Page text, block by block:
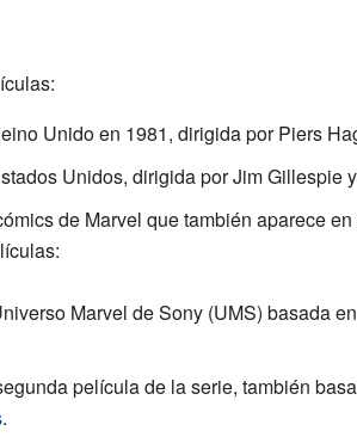
Unido en 1981, dirigida por Piers
Unidos, dirigida por Jim Gillespie
de Marvel que también aparece
Marvel de Sony (UMS) basada
película de la serie, también
.